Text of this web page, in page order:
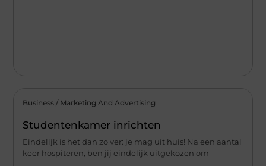
Business / Marketing And Advertising
Studentenkamer inrichten
Eindelijk is het dan zo ver: je mag uit huis! Na een aantal
keer hospiteren, ben jij eindelijk uitgekozen om